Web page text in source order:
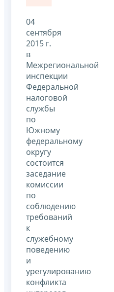
04
сентября
2015 г.
в
Межрегиональной
инспекции
Федеральной
налоговой
службы
по
Южному
федеральному
округу
состоится
заседание
комиссии
по
соблюдению
требований
к
служебному
поведению
и
урегулированию
конфликта